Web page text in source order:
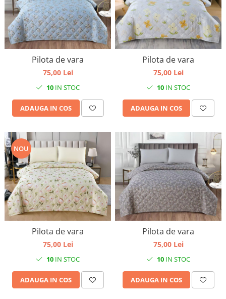
Pilota de vara
75,00 Lei
10 IN STOC
ADAUGA IN COS
Pilota de vara
75,00 Lei
10 IN STOC
ADAUGA IN COS
NOU
Pilota de vara
75,00 Lei
10 IN STOC
ADAUGA IN COS
Pilota de vara
75,00 Lei
10 IN STOC
ADAUGA IN COS